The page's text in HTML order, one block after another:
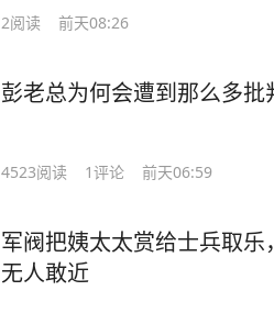
2阅读 前天08:26
彭老总为何会遭到那么多
4523阅读 1评论 前天06:59
军阀把姨太太赏给士兵取乐
无人敢近